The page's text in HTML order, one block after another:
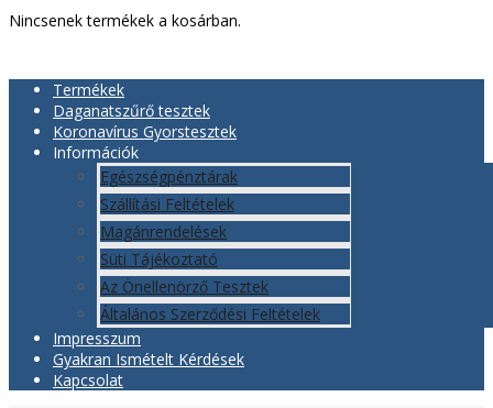
Nincsenek termékek a kosárban.
Termékek
Daganatszűrő tesztek
Koronavírus Gyorstesztek
Információk
Egészségpénztárak
Szállítási Feltételek
Magánrendelések
Süti Tájékoztató
Az Önellenörző Tesztek
Általános Szerződési Feltételek
Impresszum
Gyakran Ismételt Kérdések
Kapcsolat